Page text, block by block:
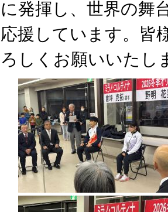
に発揮し、世界の舞
応援しています。皆
ろしくお願いいたし